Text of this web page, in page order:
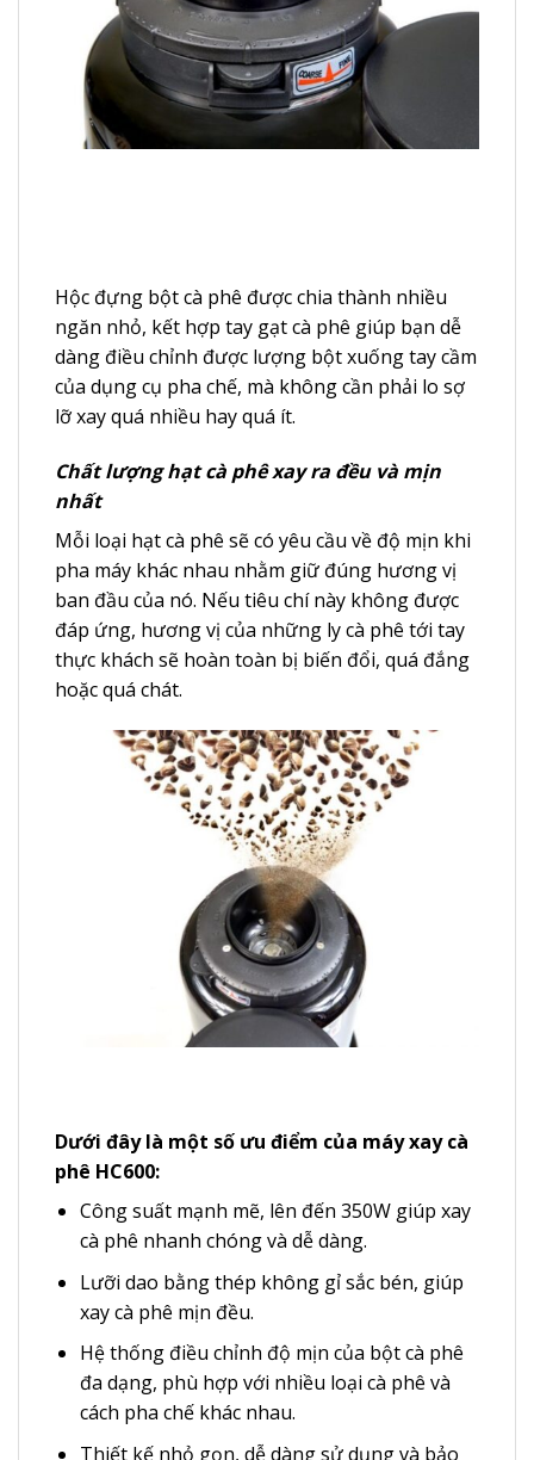
Hộc đựng bột cà phê được chia thành nhiều
ngăn nhỏ, kết hợp tay gạt cà phê giúp bạn dễ
dàng điều chỉnh được lượng bột xuống tay cầm
của dụng cụ pha chế, mà không cần phải lo sợ
lỡ xay quá nhiều hay quá ít.
Chất lượng hạt cà phê xay ra đều và mịn
nhất
Mỗi loại hạt cà phê sẽ có yêu cầu về độ mịn khi
pha máy khác nhau nhằm giữ đúng hương vị
ban đầu của nó. Nếu tiêu chí này không được
đáp ứng, hương vị của những ly cà phê tới tay
thực khách sẽ hoàn toàn bị biến đổi, quá đắng
hoặc quá chát.
Dưới đây là một số ưu điểm của máy xay cà
phê HC600:
Công suất mạnh mẽ, lên đến 350W giúp xay
cà phê nhanh chóng và dễ dàng.
Lưỡi dao bằng thép không gỉ sắc bén, giúp
xay cà phê mịn đều.
Hệ thống điều chỉnh độ mịn của bột cà phê
đa dạng, phù hợp với nhiều loại cà phê và
cách pha chế khác nhau.
Thiết kế nhỏ gọn, dễ dàng sử dụng và bảo